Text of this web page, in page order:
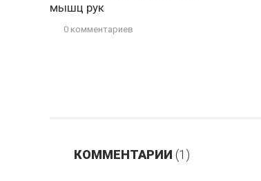
мышц рук
0 комментариев
КОММЕНТАРИИ (1)